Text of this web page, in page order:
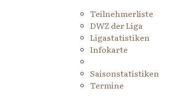
Teilnehmerliste
DWZ der Liga
Ligastatistiken
Infokarte
Saisonstatistiken
Termine